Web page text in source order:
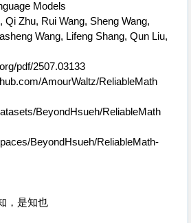
Models
Zhu, Rui Wang, Sheng Wang,
Wang, Lifeng Shang, Qun Liu,
pdf/2507.03133
AmourWaltz/ReliableMath
BeyondHsueh/ReliableMath
BeyondHsueh/ReliableMath-
，是知也